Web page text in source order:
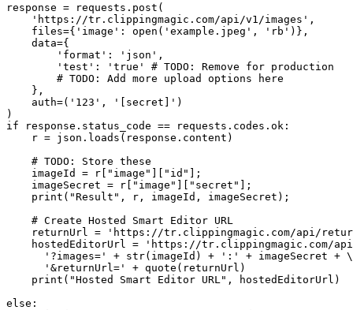
response = requests.post(
    'https://tr.clippingmagic.com/api/v1/images',
    files={'image': open('example.jpeg', 'rb')},
    data={
        'format': 'json',
        'test': 'true' # TODO: Remove for production
        # TODO: Add more upload options here
    },
    auth=('123', '[secret]')
)
if response.status_code == requests.codes.ok:
    r = json.loads(response.content)
    # TODO: Store these
    imageId = r["image"]["id"];
    imageSecret = r["image"]["secret"];
    print("Result", r, imageId, imageSecret);
    # Create Hosted Smart Editor URL
returnUrl = 'https://tr.clippingmagic.com/api/
hostedEditorUrl = 'https://tr.clippingmagic.com/
      '?images=' + str(imageId) + ':' + imageSecret + \
      '&returnUrl=' + quote(returnUrl)
    print("Hosted Smart Editor URL", hostedEditorUrl)
else: